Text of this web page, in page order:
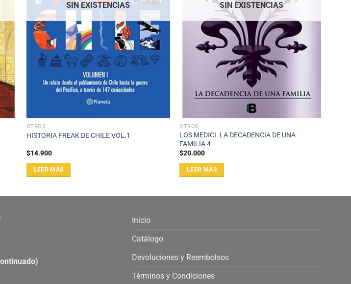
SIN EXISTENCIAS
OTROS
HISTORIA FREAK DE CHILE VOL.1
$14.900
LEER MÁS
SIN EXISTENCIAS
OTROS
LOS MEDICI. LA DECADENCIA DE UNA
FAMILIA 4
$20.000
LEER MÁS
Inicio
Catálogo
Devoluciones y Reembolsos
Términos y Condiciones